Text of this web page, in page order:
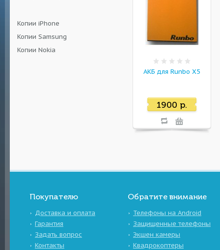
Копии iPhone
Копии Samsung
Копии Nokia
АКБ для Runbo X5
1900 р.
Покупателю
Доставка и оплата
Гарантия
Задать вопрос
Контакты
Обратите внимание
Телефоны на Android
Защищенные телефоны
Экшен камеры
Квадрокоптеры